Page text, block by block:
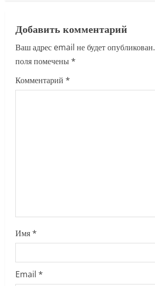
v
i
g
a
Добавить комментарий
Ваш адрес email не будет опубликован.
поля помечены*
Комментарий *
Имя*
Email *